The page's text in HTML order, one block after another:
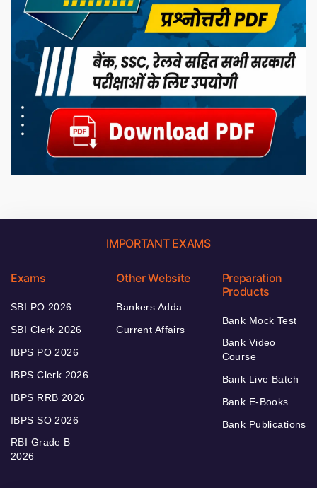
IMPORTANT EXAMS
Exams
SBI PO 2026
SBI Clerk 2026
IBPS PO 2026
IBPS Clerk 2026
IBPS RRB 2026
IBPS SO 2026
RBI Grade B
2026
Other Website
Bankers Adda
Current Affairs
Preparation
Products
Bank Mock Test
Bank Video
Course
Bank Live Batch
Bank E-Books
Bank Publications